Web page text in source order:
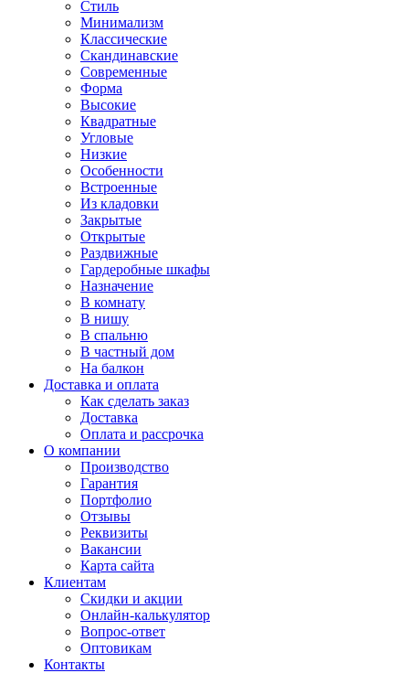
Стиль
Минимализм
Классические
Скандинавские
Современные
Форма
Высокие
Квадратные
Угловые
Низкие
Особенности
Встроенные
Из кладовки
Закрытые
Открытые
Раздвижные
Гардеробные шкафы
Назначение
В комнату
В нишу
В спальню
В частный дом
На балкон
Доставка и оплата
Как сделать заказ
Доставка
Оплата и рассрочка
О компании
Производство
Гарантия
Портфолио
Отзывы
Реквизиты
Вакансии
Карта сайта
Клиентам
Скидки и акции
Онлайн-калькулятор
Вопрос-ответ
Оптовикам
Контакты